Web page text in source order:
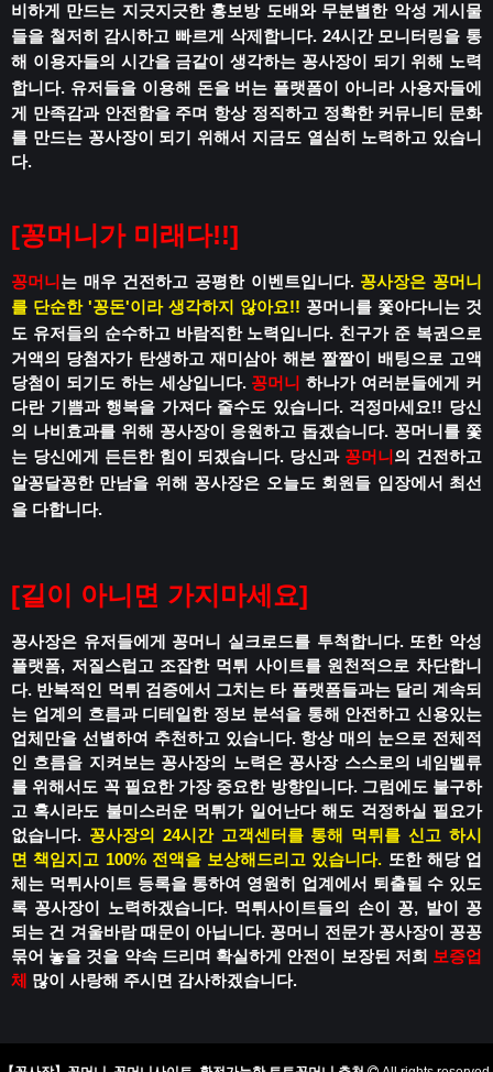
비하게 만드는 지긋지긋한 홍보방 도배와 무분별한 악성 게시물
들을 철저히 감시하고 빠르게 삭제합니다. 24시간 모니터링을 통
해 이용자들의 시간을 금같이 생각하는 꽁사장이 되기 위해 노력
합니다. 유저들을 이용해 돈을 버는 플랫폼이 아니라 사용자들에
게 만족감과 안전함을 주며 항상 정직하고 정확한 커뮤니티 문화
를 만드는 꽁사장이 되기 위해서 지금도 열심히 노력하고 있습니
다.
[꽁머니가 미래다!!]
꽁머니 는 매우 건전하고 공평한 이벤트입니다. 꽁사장은 꽁머니
를 단순한 '꽁돈'이라 생각하지 않아요!! 꽁머니를 쫓아다니는 것
도 유저들의 순수하고 바람직한 노력입니다. 친구가 준 복권으로
거액의 당첨자가 탄생하고재미삼아 해본 짤짤이 배팅으로 고액
당첨이 되기도 하는 세상입니다. 꽁머니 하나가 여러분들에게 커
다란 기쁨과 행복을 가져다 줄수도 있습니다. 걱정마세요!! 당신
의 나비효과를 위해 꽁사장이 응원하고 돕겠습니다. 꽁머니를 쫓
는 당신에게 든든한 힘이 되겠습니다. 당신과 꽁머니 의 건전하고
알꽁달꽁한 만남을 위해 꽁사장은 오늘도 회원들 입장에서 최선
을 다합니다.
[길이 아니면 가지마세요]
꽁사장은 유저들에게 꽁머니 실크로드를 투척합니다. 또한 악성
플랫폼, 저질스럽고 조잡한 먹튀 사이트를 원천적으로 차단합니
다. 반복적인 먹튀 검증에서 그치는 타 플랫폼들과는 달리 계속되
는 업계의 흐름과 디테일한 정보 분석을 통해 안전하고 신용있는
업체만을 선별하여 추천하고 있습니다. 항상 매의 눈으로 전체적
인 흐름을 지켜보는 꽁사장의 노력은 꽁사장 스스로의 네임벨류
를 위해서도 꼭 필요한 가장 중요한 방향입니다. 그럼에도 불구하
고 혹시라도 불미스러운 먹튀가 일어난다 해도 걱정하실 필요가
없습니다. 꽁사장의 24시간 고객센터를 통해 먹튀를 신고 하시
면책임지고 100% 전액을 보상해드리고 있습니다. 또한 해당 업
체는 먹튀사이트 등록을 통하여 영원히 업계에서 퇴출될 수 있도
록 꽁사장이 노력하겠습니다. 먹튀사이트들의 손이 꽁, 발이 꽁
되는 건 겨울바람 때문이 아닙니다. 꽁머니 전문가 꽁사장이 꽁꽁
묶어 놓을 것을 약속 드리며 확실하게 안전이 보장된 저희 보증업
체
많이 사랑해 주시면 감사하겠습니다.